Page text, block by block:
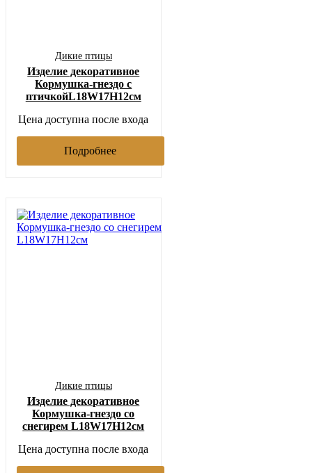
Дикие птицы
Изделие декоративное
Кормушка-гнездо с
птичкойL18W17H12см
Цена доступна после входа
Подробнее
Дикие птицы
Изделие декоративное
Кормушка-гнездо со
снегирем L18W17H12см
Цена доступна после входа